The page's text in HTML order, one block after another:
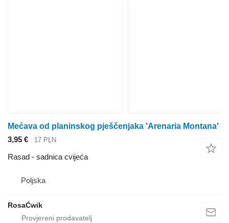
Mećava od planinskog pješčenjaka 'Arenaria Montana'
3,95 €
17 PLN
Rasad - sadnica cvijeća
Poljska
RosaĆwik